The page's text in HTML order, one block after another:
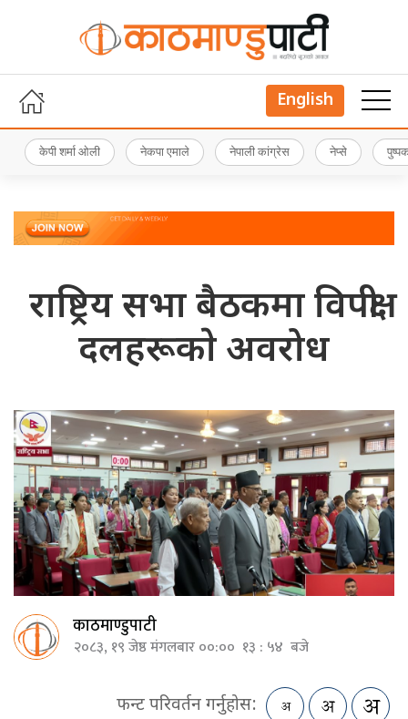
English
केपी शर्मा ओली नेकपा एमाले नेपाली कांग्रेस नेप्से
राष्ट्रिय सभा बैठकमा विपक्षी
दलहरूकाे अवरोध
काठमाण्डुपाटी
२०८३, १९ जेष्ठ मंगलबार ००:०० १३ : ५४ बजे
फन्ट परिवर्तन गर्नुहोस: